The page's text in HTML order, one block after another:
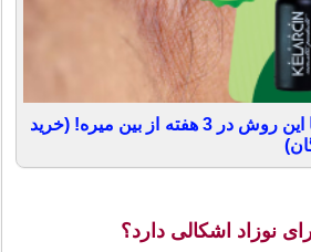
جای هر زخم و بخیه با این روش در 3 هفته از بین میره! (خرید
نوزاد اشکالی دارد؟